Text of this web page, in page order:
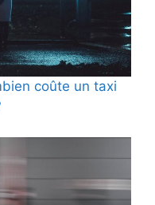
coûte un taxi